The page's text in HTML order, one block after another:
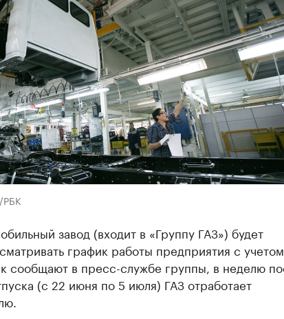
РБК
завод (входит в «Группу ГАЗ») будет
график работы предприятия с учетом
сообщают в пресс-службе группы, в неделю
(с 22 июня по 5 июля) ГАЗ отработает